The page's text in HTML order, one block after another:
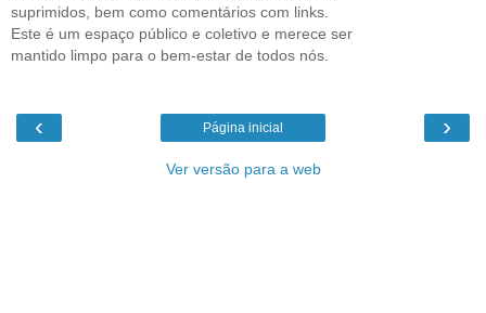
suprimidos, bem como comentários com links.
Este é um espaço público e coletivo e merece ser
mantido limpo para o bem-estar de todos nós.
‹ ›
Página inicial
Ver versão para a web